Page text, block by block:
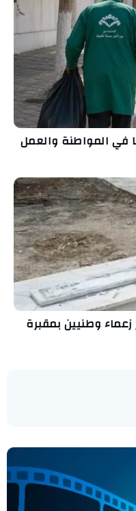
في المواطنة والعمل
وطنيين بمقبرة